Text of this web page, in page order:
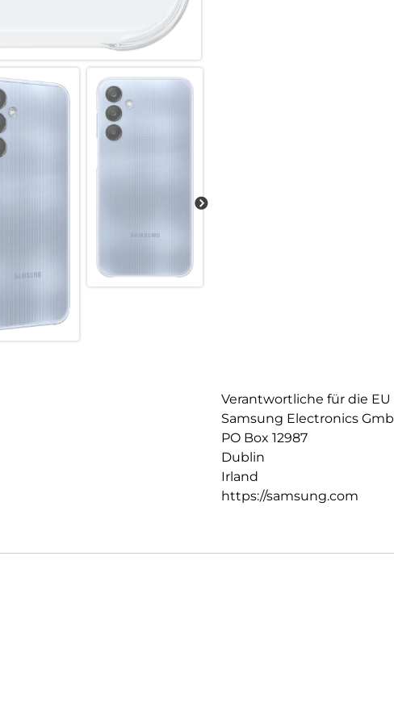
Verantwortliche für die EU
Samsung Electronics
PO Box 12987
Dublin
Irland
https://samsung.com